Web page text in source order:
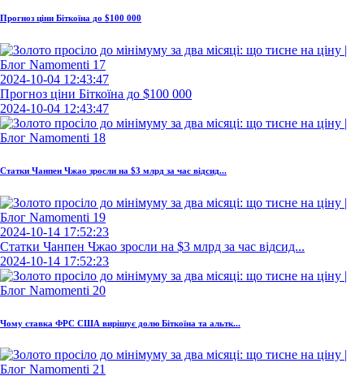
Прогноз ціни Біткоїна до $100 000
2024-10-04 12:43:47
Прогноз ціни Біткоїна до $100 000
2024-10-04 12:43:47
Статки Чанпен Чжао зросли на $3 млрд за час відсид...
2024-10-14 17:52:23
Статки Чанпен Чжао зросли на $3 млрд за час відсид...
2024-10-14 17:52:23
Чому ставка ФРС США вирішує долю Біткоїна та альтк...